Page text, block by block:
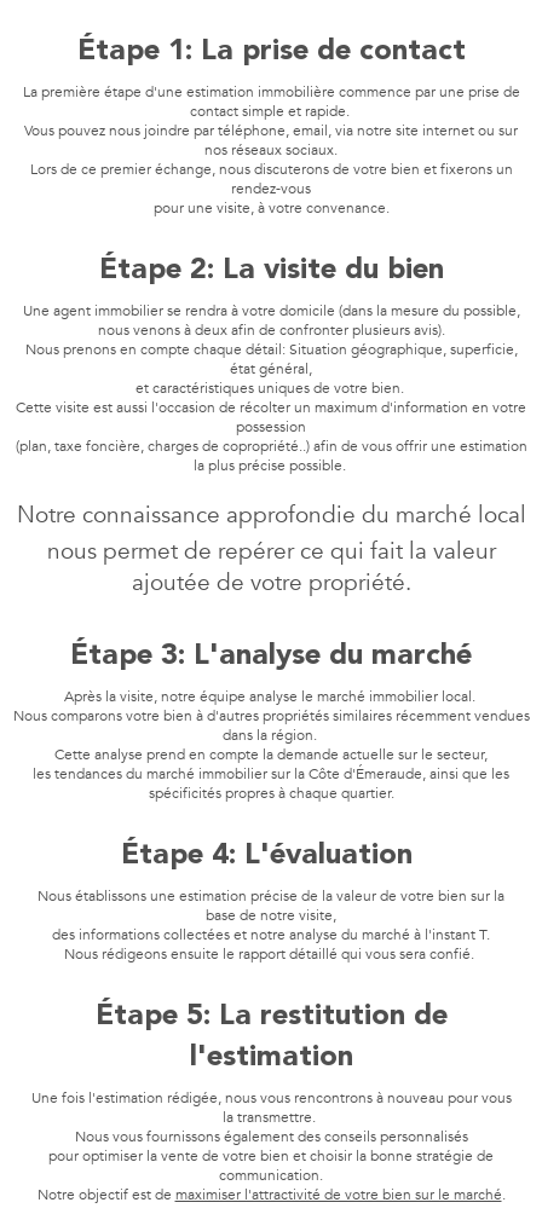
Étape 1: La prise de contact
La première étape d'une estimation immobilière commence par une prise de
contact simple et rapide.
Vous pouvez nous joindre par téléphone, email, via notre site internet ou sur
nos réseaux sociaux.
Lors de ce premier échange, nous discuterons de votre bien et fixerons un
rendez-vous
pour une visite, à votre convenance.
Étape 2: La visite du bien
Une agent immobilier se rendra à votre domicile (dans la mesure du possible,
nous venons à deux afin de confronter plusieurs avis).
Nous prenons en compte chaque détail: Situation géographique, superficie,
état général,
et caractéristiques uniques de votre bien.
Cette visite est aussi l'occasion de récolter un maximum d'information en votre
possession
(plan, taxe foncière, charges de copropriété..) afin de vous offrir une estimation
la plus précise possible.
Notre connaissance approfondie du marché local
nous permet de repérer ce qui fait la valeur
ajoutée de votre propriété.
Étape 3: L'analyse du marché
Après la visite, notre équipe analyse le marché immobilier local.
Nous comparons votre bien à d'autres propriétés similaires récemment vendues
dans la région.
Cette analyse prend en compte la demande actuelle sur le secteur,
les tendances du marché immobilier sur la Côte d'Émeraude, ainsi que les
spécificités propres à chaque quartier.
Étape 4: L'évaluation
Nous établissons une estimation précise de la valeur de votre bien sur la
base de notre visite,
des informations collectées et notre analyse du marché à l'instant T.
Nous rédigeons ensuite le rapport détaillé qui vous sera confié.
Étape 5: La restitution de
l'estimation
Une fois l'estimation rédigée, nous vous rencontrons à nouveau pour vous
la transmettre.
Nous vous fournissons également des conseils personnalisés
pour optimiser la vente de votre bien et choisir la bonne stratégie de
communication.
Notre objectif est de maximiser l'attractivité de votre bien sur le marché.